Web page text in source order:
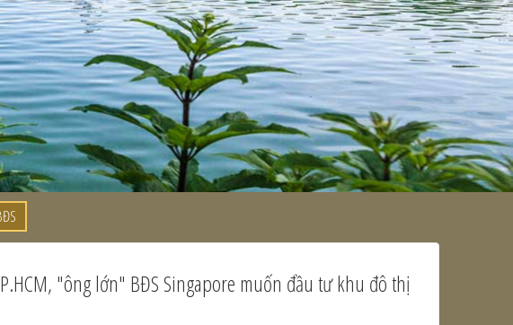
"ông lớn" BĐS Singapore muốn đầu tư khu đô thị